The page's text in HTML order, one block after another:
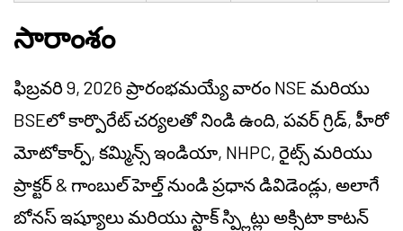
సారాంశం
ఫిబ్రవరి 9, 2026 ప్రారంభమయ్యే వారం NSE మరియు
BSEలో కార్పొరేట్ చర్యలతో నిండి ఉంది, పవర్ గ్రిడ్, హీరో
మోటోకార్ప్, కమ్మిన్స్ ఇండియా, NHPC, రైట్స్ మరియు
ప్రాక్టర్ & గాంబుల్ హెల్త్ నుండి ప్రధాన డివిడెండ్లు, అలాగే
బోనస్ ఇష్యూలు మరియు స్టాక్ స్ప్లిట్లు అక్సిటా కాటన్